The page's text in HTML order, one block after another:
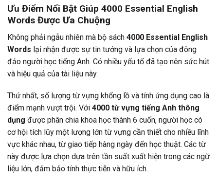
Ưu Điểm Nổi Bật Giúp 4000 Essential English
Words Được Ưa Chuộng
Không phải ngẫu nhiên mà bộ sách 4000 Essential English
Words lại nhận được sự tin tưởng và lựa chọn của đông
đảo người học tiếng Anh. Có nhiều yếu tố đã tạo nên sức hút
và hiệu quả của tài liệu này.
Thứ nhất, số lượng từ vựng khổng lồ và tính ứng dụng cao là
điểm mạnh vượt trội. Với 4000 từ vựng tiếng Anh thông
dụng được phân chia khoa học thành 6 cuốn, người học có
cơ hội tích lũy một lượng lớn từ vựng cần thiết cho nhiều lĩnh
vực khác nhau, từ giao tiếp hàng ngày đến học thuật. Các từ
này được lựa chọn dựa trên tần suất xuất hiện trong các ngữ
liệu lớn, đảm bảo tính thực tiễn và hữu ích.